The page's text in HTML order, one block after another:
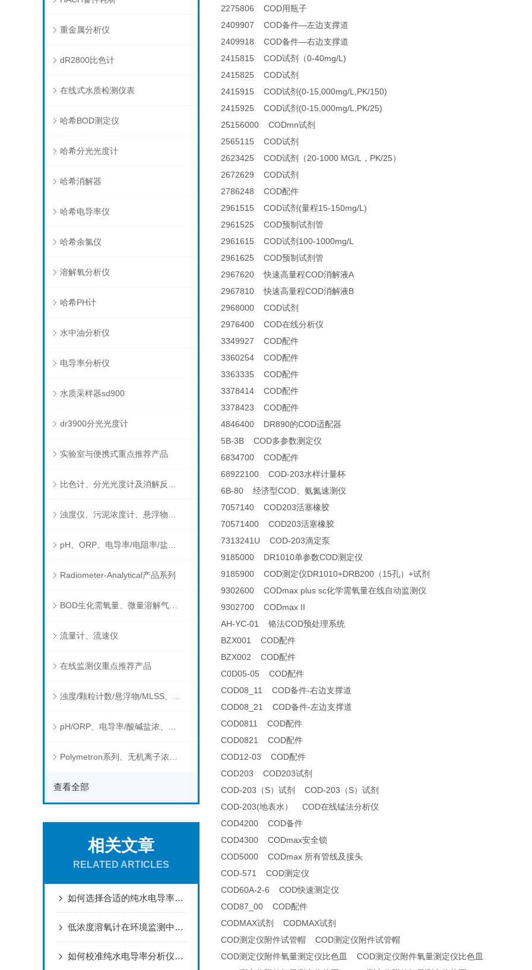
重金属分析仪
dR2800比色计
在线式水质检测仪表
哈希BOD测定仪
哈希分光光度计
哈希消解器
哈希电导率仪
哈希余氯仪
溶解氧分析仪
哈希PH计
水中油分析仪
电导率分析仪
水质采样器sd900
dr3900分光光度计
实验室与便携式重点推荐产品
Radiometer-Analytical产品系列
BOD生化需氧量、微量溶解气体和现场水质测试组件以及其他分析仪
流量计、流速仪
在线监测仪重点推荐产品
查看全部
相关文章
RELATED ARTICLES
如何选择合适的纯水电导率分析仪
低浓度溶氧计在环境监测中有哪些应用？
如何校准纯水电导率分析仪以确保其测量精度？
2275806 COD用瓶子
2409907 COD备件—左边支撑道
2409918 COD备件—右边支撑道
2415815 COD试剂（0-40mg/L)
2415825 COD试剂
2415915 COD试剂(0-15,000mg/L,PK/150)
2415925 COD试剂(0-15,000mg/L,PK/25)
25156000 CODmn试剂
2565115 COD试剂
2623425 COD试剂（20-1000 MG/L，PK/25）
2672629 COD试剂
2786248 COD配件
2961515 COD试剂(量程15-150mg/L)
2961525 COD预制试剂管
2961615 COD试剂100-1000mg/L
2961625 COD预制试剂管
2967620 快速高量程COD消解液A
2967810 快速高量程COD消解液B
2968000 COD试剂
2976400 COD在线分析仪
3349927 COD配件
3360254 COD配件
3363335 COD配件
3378414 COD配件
3378423 COD配件
4846400 DR890的COD适配器
5B-3B COD多参数测定仪
6834700 COD配件
68922100 COD-203水样计量杯
6B-80 经济型COD、氨氮速测仪
7057140 COD203活塞橡胶
70571400 COD203活塞橡胶
7313241U COD-203滴定泵
9185000 DR1010单参数COD测定仪
9185900 COD测定仪DR1010+DRB200（15孔）+试剂
9302600 CODmax plus sc化学需氧量在线自动监测仪
9302700 CODmax II
AH-YC-01 铬法COD预处理系统
BZX001 COD配件
BZX002 COD配件
C0D05-05 COD配件
COD08_11 COD备件-右边支撑道
COD08_21 COD备件-左边支撑道
COD0811 COD配件
COD0821 COD配件
COD12-03 COD配件
COD203 COD203试剂
COD-203（S）试剂 COD-203（S）试剂
COD-203(地表水） COD在线锰法分析仪
COD4200 COD备件
COD4300 CODmax安全锁
COD5000 CODmax 所有管线及接头
COD-571 COD测定仪
COD60A-2-6 COD快速测定仪
COD87_00 COD配件
CODMAX试剂 CODMAX试剂
COD测定仪附件试管帽 COD测定仪附件试管帽
COD测定仪附件氧量测定仪比色皿 COD测定仪附件氧量测定仪比色皿